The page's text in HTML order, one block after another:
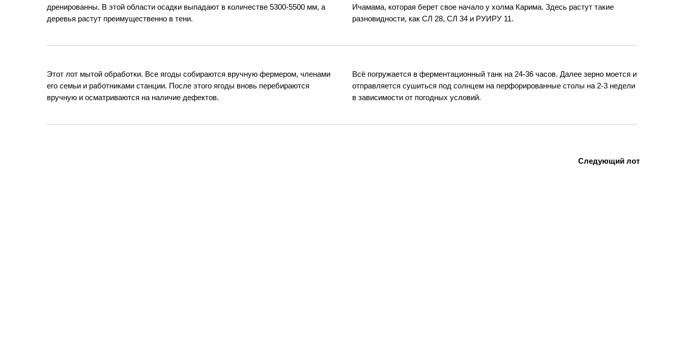
дренированны. В этой области осадки выпадают в количестве 5300-5500 мм, а
деревья растут преимущественно в тени.
Ичамама, которая берет свое начало у холма Карима. Здесь растут такие
разновидности, как СЛ 28, СЛ 34 и РУИРУ 11.
Этот лот мытой обработки. Все ягоды собираются вручную фермером, членами
его семьи и работниками станции. После этого ягоды вновь перебираются
вручную и осматриваются на наличие дефектов.
Всё погружается в ферментационный танк на 24-36 часов. Далее зерно моется и
отправляется сушиться под солнцем на перфорированные столы на 2-3 недели
в зависимости от погодных условий.
Следующий лот